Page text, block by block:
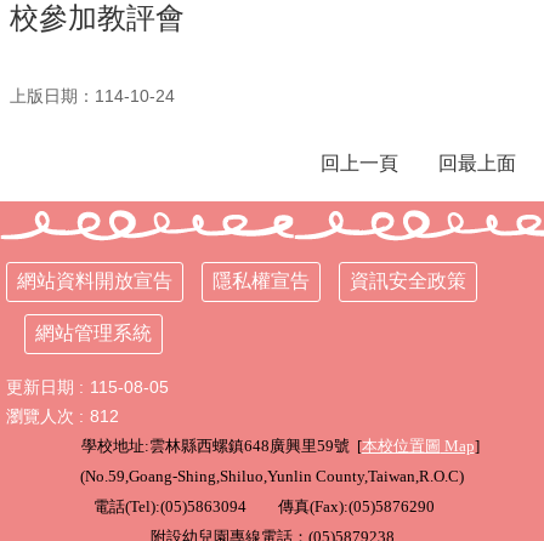
處
專
區
校
務
化
學
校
校參加教評會
上版日期：114-10-24
回上一頁 回最上面
網站資料開放宣告 隱私權宣告 資訊安全政策
網站管理系統
更新日期
115-08-05
瀏覽人次
812
學校地址:雲林縣西螺鎮648廣興里59號 [本校位置圖 Map]
(No.59,Goang-Shing,Shiluo,Yunlin County,Taiwan,R.O.C)
電話(Tel):(05)5863094 傳真(Fax):(05)5876290
附設幼兒園專線電話：(05)5879238